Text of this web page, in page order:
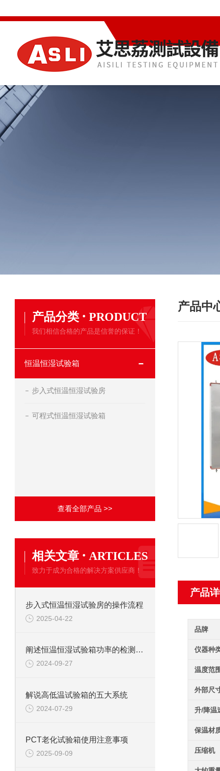
产品分类 · PRODUCT
我们相信合格的产品是信誉的保证！
恒温恒湿试验箱
步入式恒温恒湿试验房
可程式恒温恒湿试验箱
查看全部产品 >>
相关文章 · ARTICLES
致力于成为合格的解决方案供应商！
步入式恒温恒湿试验房的操作流程
2025-04-22
阐述恒温恒湿试验箱功率的检测方法
2024-09-27
解说高低温试验箱的五大系统
2024-07-29
PCT老化试验箱使用注意事项
2025-09-09
产品中
产品
品牌
仪器种
温度范
外部尺
升/降温
保温材
压缩机